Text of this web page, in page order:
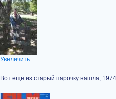
Увеличить
Вот еще из старый парочку нашла, 1974